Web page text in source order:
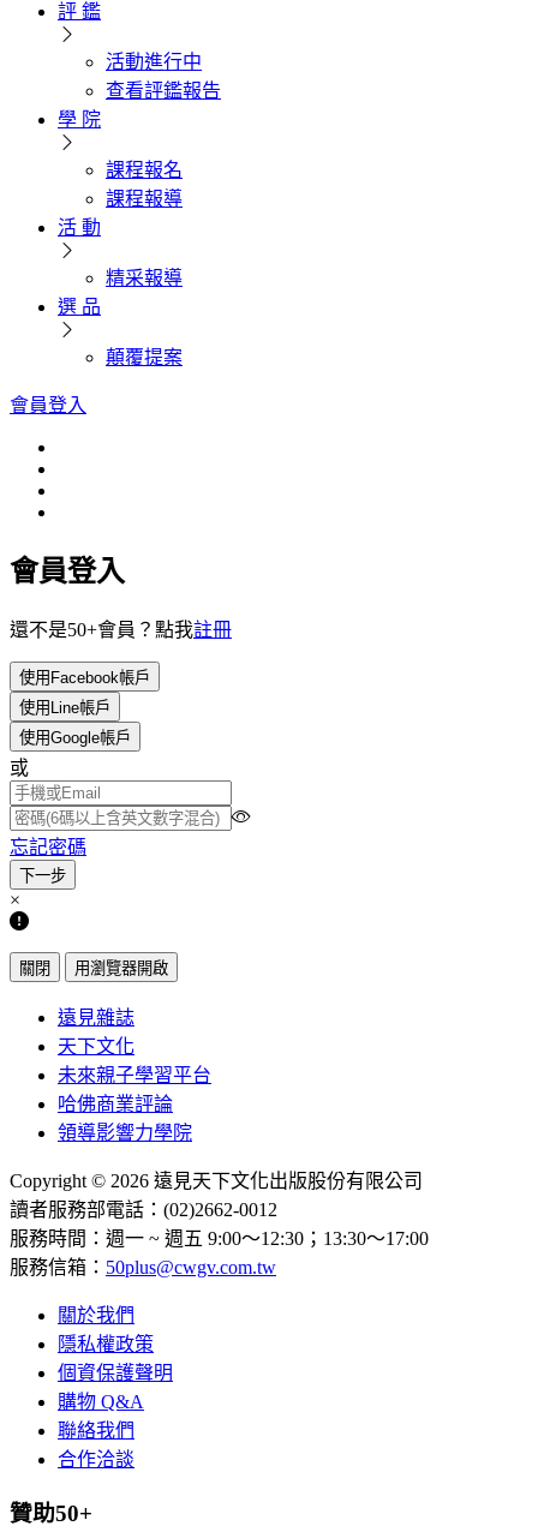
評 鑑
活動進行中
查看評鑑報告
學 院
課程報名
課程報導
活 動
精采報導
選 品
顛覆提案
會員登入
會員登入
還不是50+會員？點我註冊
使用Facebook帳戶
使用Line帳戶
使用Google帳戶
或
忘記密碼
×
關閉 用瀏覽器開啟
遠見雜誌
天下文化
未來親子學習平台
哈佛商業評論
領導影響力學院
Copyright © 2026 遠見天下文化出版股份有限公司
讀者服務部電話：(02)2662-0012
服務時間：週一 ~ 週五 9:00～12:30；13:30～17:00
服務信箱： 50plus@cwgv.com.tw
關於我們
隱私權政策
個資保護聲明
購物 Q&A
聯絡我們
合作洽談
贊助50+